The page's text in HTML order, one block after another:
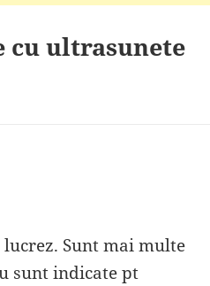
cu ultrasunete
Sunt mai multe
sunt indicate pt